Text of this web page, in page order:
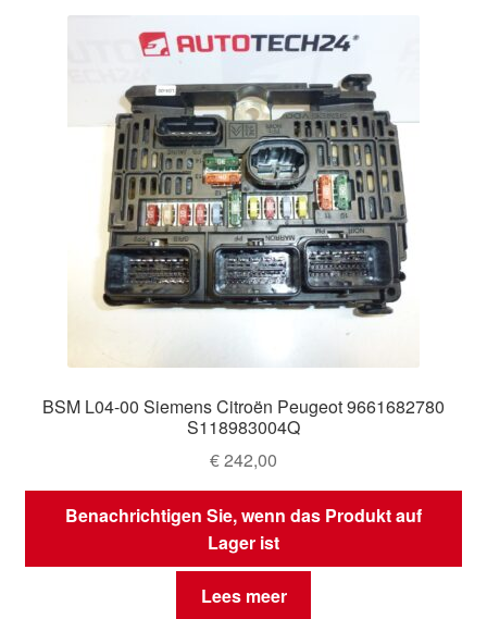
BSM L04-00 Siemens Citroën Peugeot 9661682780
S118983004Q
€242,00
Benachrichtigen Sie, wenn das Produkt auf
Lager ist
Lees meer